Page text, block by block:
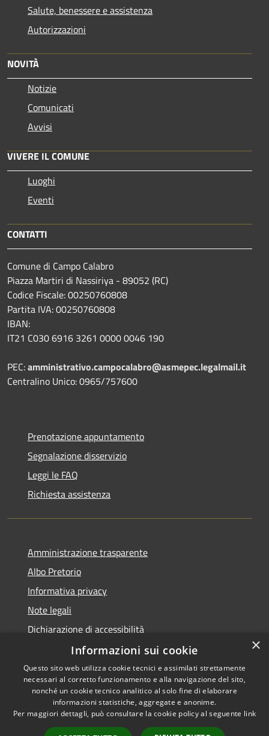
Salute, benessere e assistenza
Autorizzazioni
NOVITÀ
Notizie
Comunicati
Avvisi
VIVERE IL COMUNE
Luoghi
Eventi
CONTATTI
Comune di Campo Calabro
Piazza Martiri di Nassiriya - 89052 (RC)
Codice Fiscale: 00250760808
Partita IVA: 00250760808
IBAN:
IT21 C030 6916 3261 0000 0046 190
PEC:amministrativo.campocalabro@asmepec.legalmail.it
Centralino Unico: 0965/757600
Prenotazione appuntamento
Segnalazione disservizio
Leggi le FAQ
Richiesta assistenza
Amministrazione trasparente
Albo Pretorio
Informativa privacy
Note legali
Dichiarazione di accessibilità
Accessibilità
Privacy
Copyright © 2026 • Comune di
Campo Calabro • Powered by
Municipium•Accesso
×
Informazioni sui cookie
Questo sito web utilizza cookie tecnici e assimilati strettamente
necessari al corretto funzionamento e alla navigazione del sito,
nonché un cookie tecnico analitico al solo fine di elaborare
informazioni statistiche, aggregate e anonime.
Per maggiori dettagli, può consultare la cookie policy al seguente link